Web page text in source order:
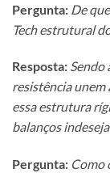
Pergunta: De
Tech estrutural
Resposta: Sendo
resistência unem
essa estrutura
balanços
Pergunta: Como